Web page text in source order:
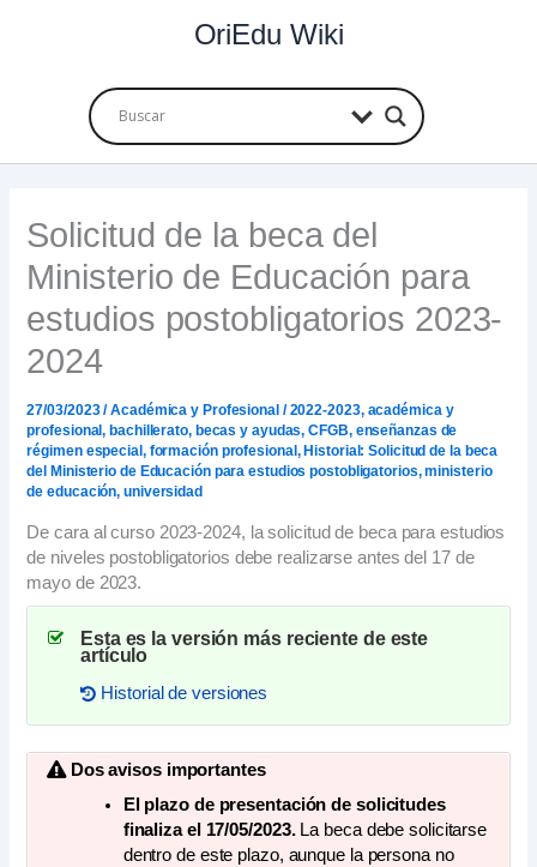
OriEdu Wiki
Solicitud de la beca del
Ministerio de Educación para
estudios postobligatorios 2023-
2024
27/03/2023/Académica y Profesional /2022-2023, académica y
profesional, bachillerato, becas y ayudas,CFGB, enseñanzas de
régimen especial , formación profesional , Historial: Solicitud de la beca
del Ministerio de Educación para estudios postobligatorios,ministerio
de educación,universidad
De cara al curso 2023-2024, la solicitud de beca para estudios
de niveles postobligatorios debe realizarse antes del 17 de
mayo de 2023.
Esta es la versión más reciente de este
artículo
Solicitud de la beca del Ministerio de
Solicitud de la beca del Ministerio de
2022-2023
Historial de versiones
Dos avisos importantes
El plazo de presentación de solicitudes
finaliza el 17/05/2023. La beca debe solicitarse
dentro de este plazo, aunque la persona no